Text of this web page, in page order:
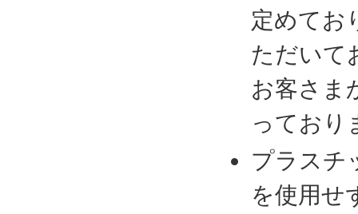
定めてお
ただいて
お客さま
っており
プラスチ
を使用せ